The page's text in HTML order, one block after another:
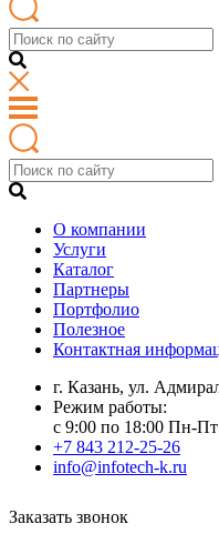
О компании
Услуги
Каталог
Партнеры
Портфолио
Полезное
Контактная
г. Казань, ул.
Режим работы:
с 9:00 по 18:00 Пн-Пт
+7 843 212-25-26
info@infotech-k.ru
Заказать звонок